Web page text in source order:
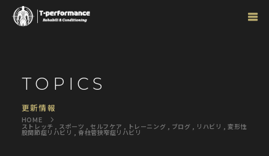
TOPICS
更新情報
ストレッチ , スポーツ ,セルフケア , トレーニング , ブログ , リハビリ ,変形性
股関節症リハビリ ,脊柱管狭窄症リハビリ